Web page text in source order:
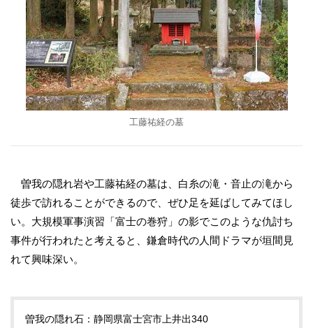
工藤祐経の墓
曽我の隠れ岩や工藤祐経の墓は、白糸の滝・音止の滝から
徒歩で訪れることができるので、ぜひ足を延ばしてみてほし
い。大規模軍事演習「富士の巻狩」の影でこのような仇討ち
事件が行われたと考えると、鎌倉時代の人間ドラマが垣間見
れて興味深い。
曽我の隠れ石：静岡県富士宮市上井出340